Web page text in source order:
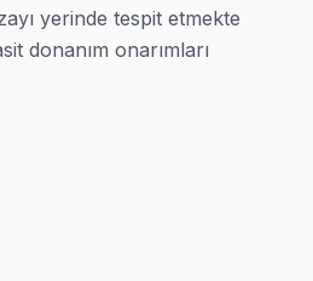
yerinde tespit etmekte
donanım onarımları